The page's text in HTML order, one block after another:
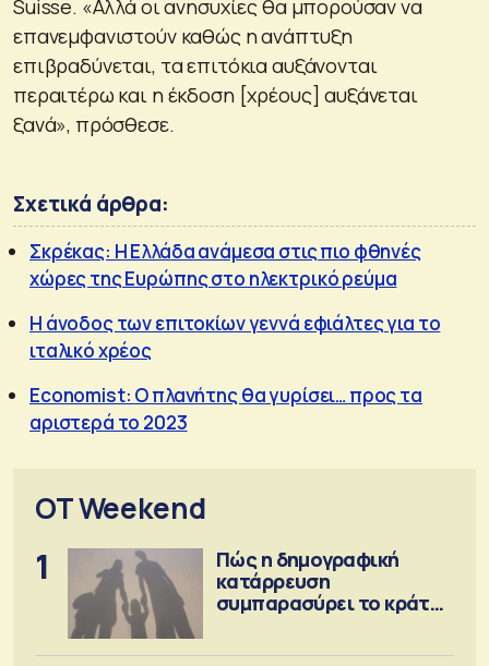
Suisse. «Αλλά οι ανησυχίες θα μπορούσαν να
επανεμφανιστούν καθώς η ανάπτυξη
επιβραδύνεται, τα επιτόκια αυξάνονται
περαιτέρω και η έκδοση [χρέους] αυξάνεται
ξανά», πρόσθεσε.
Σχετικά άρθρα:
Σκρέκας: Η Ελλάδα ανάμεσα στις πιο φθηνές
χώρες της Ευρώπης στο ηλεκτρικό ρεύμα
Η άνοδος των επιτοκίων γεννά εφιάλτες για το
ιταλικό χρέος
Economist: Ο πλανήτης θα γυρίσει… προς τα
αριστερά το 2023
OT Weekend
1
Πώς η δημογραφική
κατάρρευση
συμπαρασύρει το κράτος